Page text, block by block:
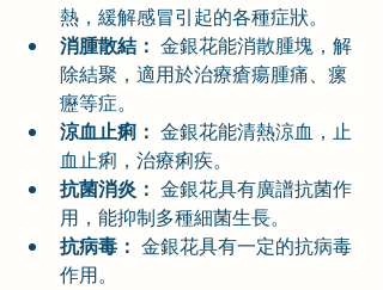
熱，緩解感冒引起的各種症狀。
消腫散結： 金銀花能消散腫塊，解
除結聚，適用於治療瘡瘍腫痛、瘰
癧等症。
涼血止痢： 金銀花能清熱涼血，止
血止痢，治療痢疾。
抗菌消炎： 金銀花具有廣譜抗菌作
用，能抑制多種細菌生長。
抗病毒： 金銀花具有一定的抗病毒
作用。